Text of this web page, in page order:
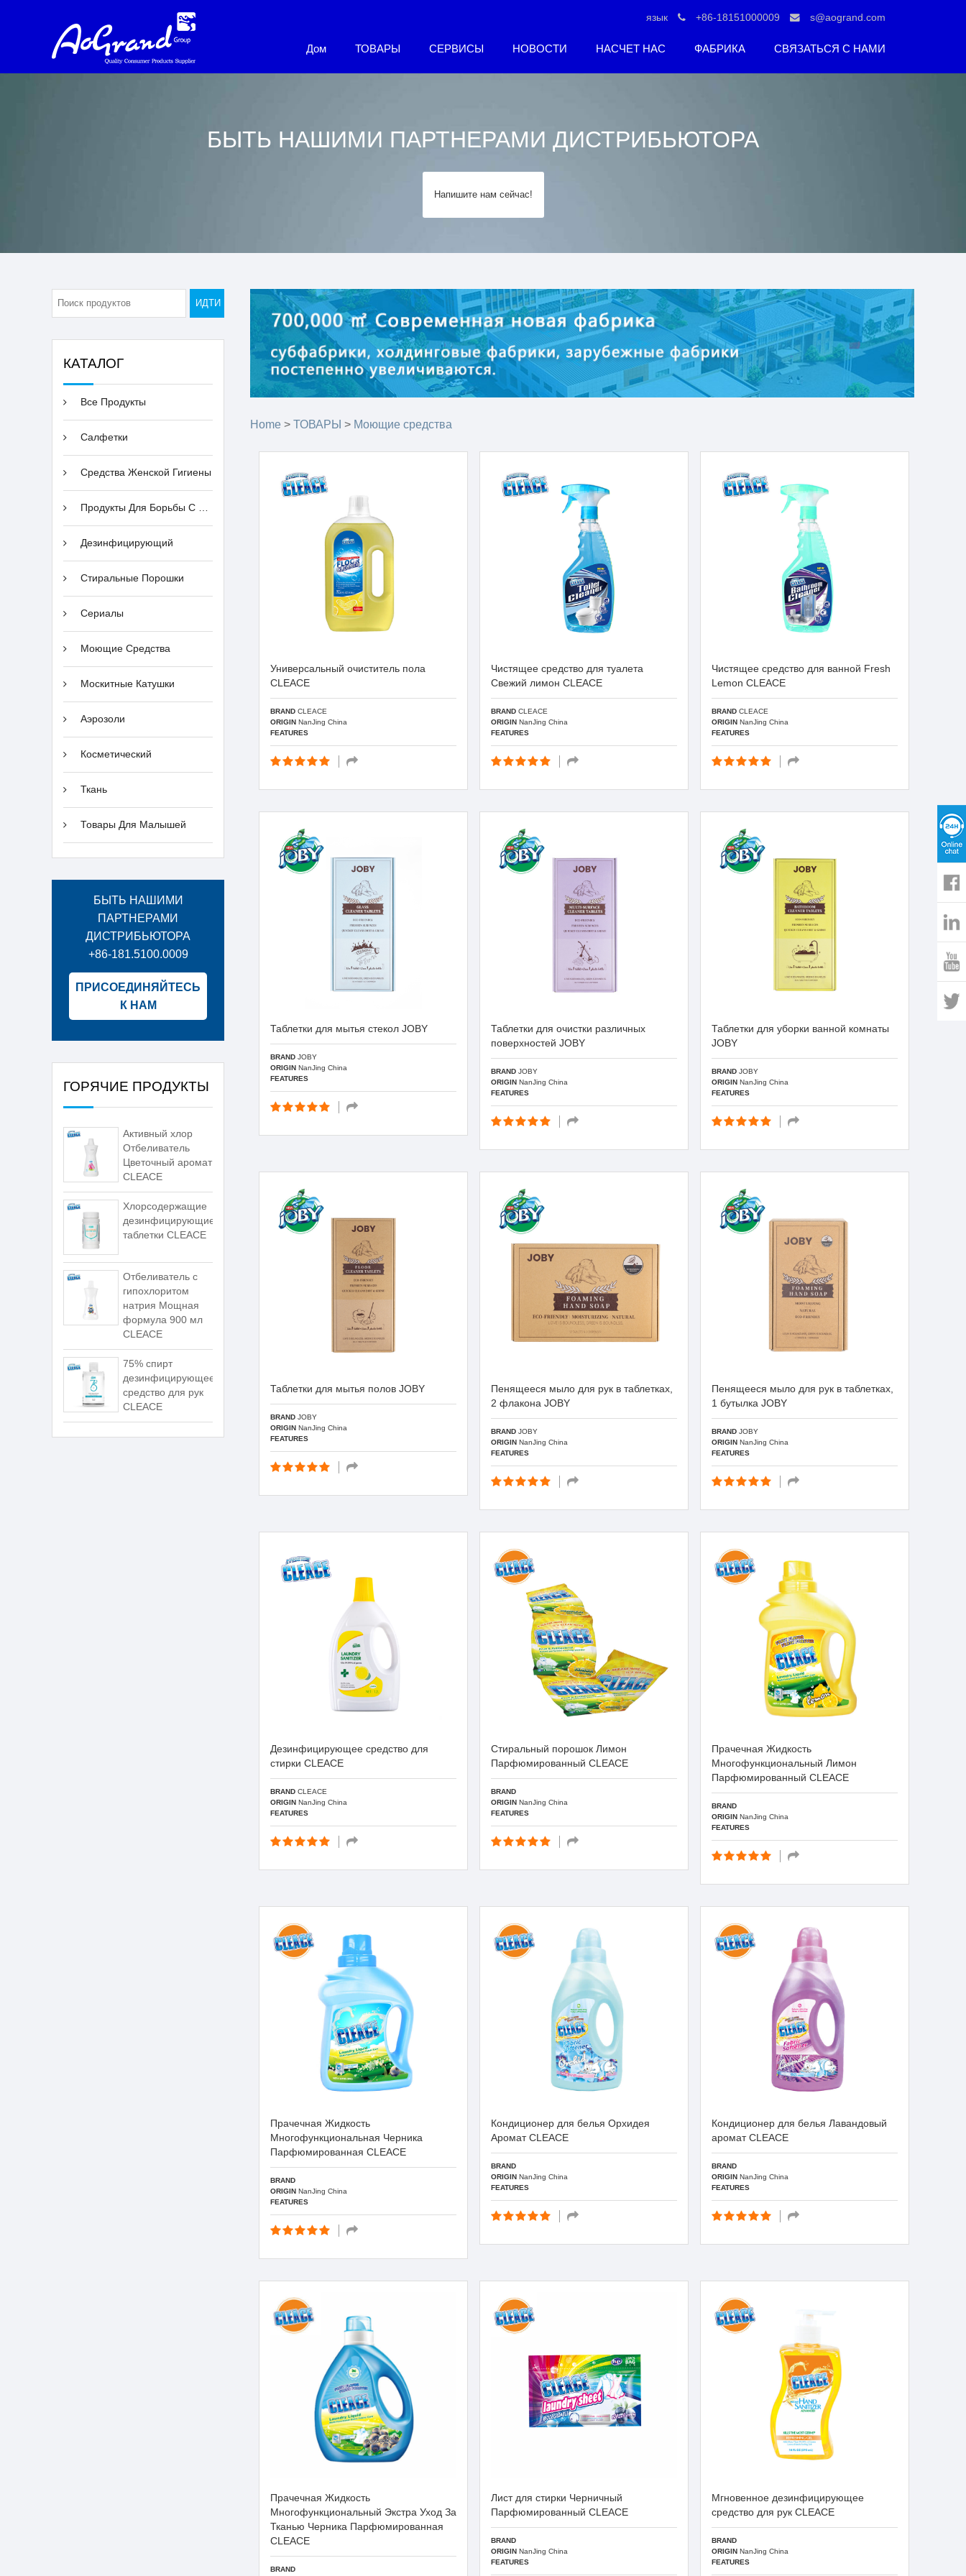
язык +86-18151000009 s@aogrand.com
Дом ТОВАРЫ СЕРВИСЫ НОВОСТИ НАСЧЕТ НАС ФАБРИКА СВЯЗАТЬСЯ С НАМИ
БЫТЬ НАШИМИ ПАРТНЕРАМИ ДИСТРИБЬЮТОРА
Напишите нам сейчас!
ИДТИ
КАТАЛОГ
Все Продукты
Cалфетки
Средства Женской Гигиены
Продукты Для Борьбы С Вредителями
Дезинфицирующий
Стиральные Порошки
Сериалы
Моющие Средства
Москитные Катушки
Аэрозоли
Косметический
Ткань
Товары Для Малышей
БЫТЬ НАШИМИ
ПАРТНЕРАМИ
ДИСТРИБЬЮТОРА
+86-181.5100.0009
ПРИСОЕДИНЯЙТЕСЬ
К НАМ
ГОРЯЧИЕ ПРОДУКТЫ
Активный хлор
Отбеливатель
Цветочный аромат
CLEACE
Хлорсодержащие
дезинфицирующие
таблетки CLEACE
Отбеливатель с
гипохлоритом
натрия Мощная
формула 900 мл
CLEACE
75% спирт
дезинфицирующее
средство для рук
CLEACE
Home > ТОВАРЫ > Моющие средства
Универсальный очиститель пола
CLEACE
BRAND CLEACE
ORIGIN NanJing China
FEATURES
Чистящее средство для туалета
Свежий лимон CLEACE
BRAND CLEACE
ORIGIN NanJing China
FEATURES
Чистящее средство для ванной Fresh
Lemon CLEACE
BRAND CLEACE
ORIGIN NanJing China
FEATURES
Таблетки для мытья стекол JOBY
BRAND JOBY
ORIGIN NanJing China
FEATURES
Таблетки для очистки различных
поверхностей JOBY
BRAND JOBY
ORIGIN NanJing China
FEATURES
Таблетки для уборки ванной комнаты
JOBY
BRAND JOBY
ORIGIN NanJing China
FEATURES
Таблетки для мытья полов JOBY
BRAND JOBY
ORIGIN NanJing China
FEATURES
Пенящееся мыло для рук в таблетках,
2 флакона JOBY
BRAND JOBY
ORIGIN NanJing China
FEATURES
Пенящееся мыло для рук в таблетках,
1 бутылка JOBY
BRAND JOBY
ORIGIN NanJing China
FEATURES
Дезинфицирующее средство для
стирки CLEACE
BRAND CLEACE
ORIGIN NanJing China
FEATURES
Стиральный порошок Лимон
Парфюмированный CLEACE
BRAND
ORIGIN NanJing China
FEATURES
Прачечная Жидкость
Многофункциональный Лимон
Парфюмированный CLEACE
BRAND
ORIGIN NanJing China
FEATURES
Прачечная Жидкость
Многофункциональная Черника
Парфюмированная CLEACE
BRAND
ORIGIN NanJing China
FEATURES
Кондиционер для белья Орхидея
Аромат CLEACE
BRAND
ORIGIN NanJing China
FEATURES
Кондиционер для белья Лавандовый
аромат CLEACE
BRAND
ORIGIN NanJing China
FEATURES
Прачечная Жидкость
Многофункциональный Экстра Уход За
Тканью Черника Парфюмированная
CLEACE
BRAND
Лист для стирки Черничный
Парфюмированный CLEACE
BRAND
ORIGIN NanJing China
FEATURES
Мгновенное дезинфицирующее
средство для рук CLEACE
BRAND
ORIGIN NanJing China
FEATURES